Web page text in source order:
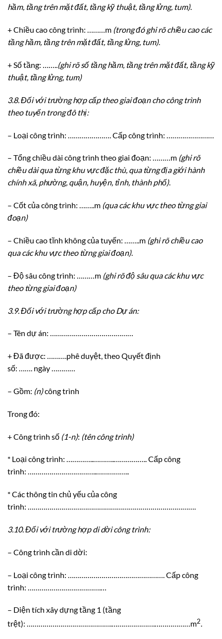
hầm, tầng trên mặt đất, tầng kỹ thuật, tầng lửng, tum).
+ Chiều cao công trình: ………m (trong đó ghi rõ chiều cao các
tầng hầm, tầng trên mặt đất, tầng lửng, tum).
+ Số tầng: ……..(ghi rõ số tầng hầm, tầng trên mặt đất, tầng kỹ
thuật, tầng lửng, tum)
3.8. Đối với trường hợp cấp theo giai đoạn cho công trình
theo tuyến trong đô thị:
– Loại công trình: …………………. Cấp công trình: ……………………
– Tổng chiều dài công trình theo giai đoạn: ………m (ghi rõ
chiều dài qua từng khu vực đặc thù, qua từng địa giới hành
chính xã, phường, quận, huyện, tỉnh, thành phố).
– Cốt của công trình: ……..m (qua các khu vực theo từng giai
đoạn)
– Chiều cao tĩnh không của tuyến: ……..m (ghi rõ chiều cao
qua các khu vực theo từng giai đoạn).
– Độ sâu công trình: ………m (ghi rõ độ sâu qua các khu vực
theo từng giai đoạn)
3.9. Đối với trường hợp cấp cho Dự án:
– Tên dự án: ……………………………………
+ Đã được: ……….phê duyệt, theo Quyết định
số: ……. ngày …………
– Gồm: (n)công trình
Trong đó:
+ Công trình số (1-n): (tên công trình)
* Loại công trình: …………..………..…………….. Cấp công
trình: ……………………………..……………..
* Các thông tin chủ yếu của công
trình: ………………………………………………………………………….
3.10.Đối với trường hợp di dời công trình:
– Công trình cần di dời:
– Loại công trình: …………………………………………. Cấp công
trình: ……………………………….…
– Diện tích xây dựng tầng 1 (tầng
trệt): …………………………………….………………….………………m2